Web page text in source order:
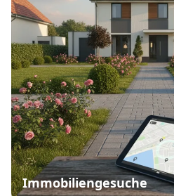
Immobiliengesuche